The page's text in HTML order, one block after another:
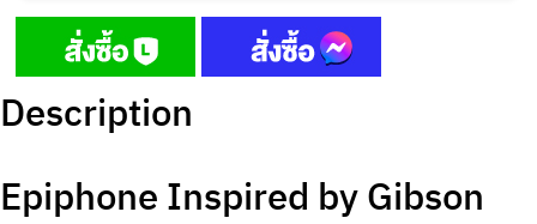
Description
Epiphone Inspired by Gibson